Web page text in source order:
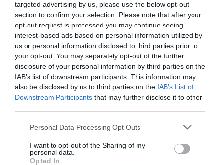
targeted advertising by us, please use the below opt-out
section to confirm your selection. Please note that after your
opt-out request is processed you may continue seeing
interest-based ads based on personal information utilized by
us or personal information disclosed to third parties prior to
your opt-out. You may separately opt-out of the further
disclosure of your personal information by third parties on the
IAB’s list of downstream participants. This information may
also be disclosed by us to third parties on the IAB’s List of
Downstream Participants that may further disclose it to other
Personal Data Processing Opt Outs
I want to opt-out of the Sharing of my
personal data.
Opted In